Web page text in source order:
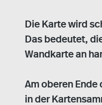
Die Karte wird
Das bedeutet,
Wandkarte an
Am oberen
in der